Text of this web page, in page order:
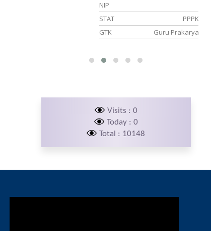
NIP
STAT
PPPK
GTK
Guru Prakarya
Visits : 0
Today : 0
Total : 10148